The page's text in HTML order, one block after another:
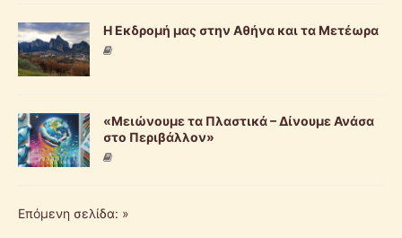
Η Εκδρομή μας στην Αθήνα και τα Μετέωρα
«Μειώνουμε τα Πλαστικά – Δίνουμε Ανάσα
στο Περιβάλλον»
Επόμενη σελίδα: »